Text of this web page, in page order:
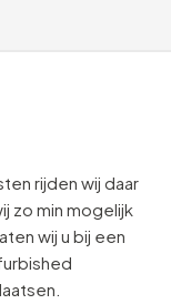
rijden wij daar
zo min mogelijk
wij u bij een